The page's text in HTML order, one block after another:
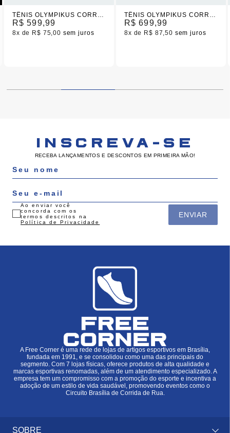
TÊNIS OLYMPIKUS CORRE 5 UNISSEX BEGE - PRETO
R$ 599,99
8x R$ 75,00 sem juros
TÊNIS OLYMPIKUS CORRE TURBO PRETO UNISSEX
R$ 699,99
8x R$ 87,50 sem juros
INSCREVA-SE
RECEBA LANÇAMENTOS E DESCONTOS EM PRIMEIRA MÃO!
ENVIAR
Ao enviar você
concorda com os
termos descritos na
Política de Privacidade
A Free Corner é uma rede de lojas de artigos esportivos em Brasília,
fundada em 1991, e se consolidou como uma das principais do
segmento. Com 7 lojas físicas, oferece produtos de alta qualidade e
marcas esportivas renomadas, além de um atendimento especializado. A
empresa tem um compromisso com a promoção do esporte e incentiva a
adoção de um estilo de vida saudável, promovendo eventos como o
Circuito Brasília de Corrida de Rua.
SOBRE